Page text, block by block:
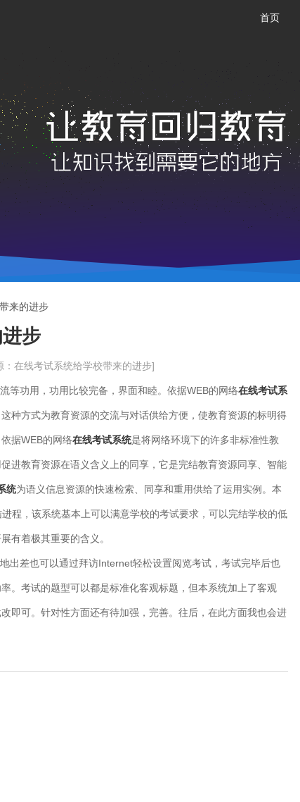
首页
来的进步
步
：在线考试系统给学校带来的进步]
等功用，功用比较完备，界面和睦。依据WEB的网络在线考试系
种方式为教育资源的交流与对话供给方便，使教育资源的标明得
据WEB的网络在线考试系统是将网络环境下的许多非标准性教
进教育资源在语义含义上的同享，它是完结教育资源同享、智能
统为语义信息资源的快速检索、同享和重用供给了运用实例。本
程，该系统基本上可以满意学校的考试要求，可以完结学校的低
有着极其重要的含义。
差也可以通过拜访Internet轻松设置阅览考试，考试完毕后也
。考试的题型可以都是标准化客观标题，但本系统加上了客观
即可。针对性方面还有待加强，完善。往后，在此方面我也会进